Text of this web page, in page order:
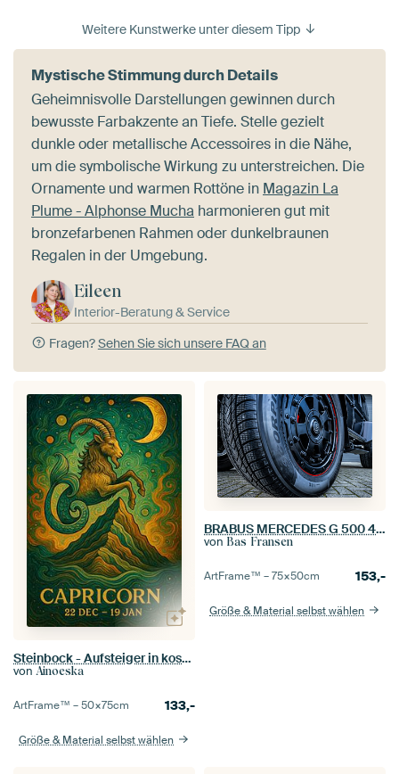
Weitere Kunstwerke unter diesem Tipp
Mystische Stimmung durch Details
Geheimnisvolle Darstellungen gewinnen durch
bewusste Farbakzente an Tiefe. Stelle gezielt
dunkle oder metallische Accessoires in die Nähe,
um die symbolische Wirkung zu unterstreichen. Die
Ornamente und warmen Rottöne in Magazin La
Plume - Alphonse Mucha harmonieren gut mit
bronzefarbenen Rahmen oder dunkelbraunen
Regalen in der Umgebung.
Eileen
Interior-Beratung & Service
Fragen?Sehen Sie sich unsere FAQ an
Steinbock - Aufsteiger in kosmische Höhen
von Ainoeska
ArtFrame™ –50×75cm 133,-
Größe & Material selbst wählen
BRABUS MERCEDES G 500 4X4²
von Bas Fransen
ArtFrame™ –75×50cm 153,-
Größe & Material selbst wählen